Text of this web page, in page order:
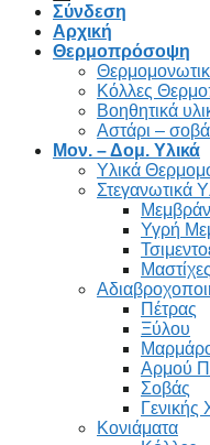
Σύνδεση
Αρχική
Θερμοπρόσοψη
Κόλλες
Βοηθητικά
Αστάρι –
Μον. – Δομ. Υλικά
Υλικά
Στεγανωτικά
Υγρή
Μαστίχες
Πέτρας
Ξύλου
Αρμού
Σοβάς
Γενικής
Κονιάματα